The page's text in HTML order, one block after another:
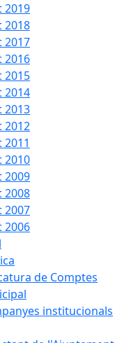
2019
2018
2017
2016
2015
2014
2013
2012
2010
2009
2008
2007
2006
de Comptes
institucionals